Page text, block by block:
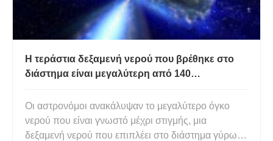
Η τεράστια δεξαμενή νερού που βρέθηκε στο
διάστημα είναι μεγαλύτερη από 140
Οι αστρονόμοι ανακάλυψαν το μεγαλύτερο όγκο
νερού που είναι γνωστό μέχρι στιγμής, μια
δεξαμενή νερού που επιπλέει στο διάστημα γύρω